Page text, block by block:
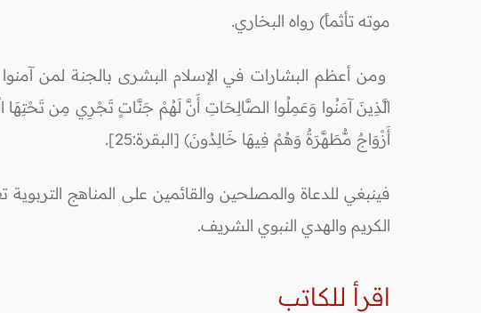
موته تأثماً) رواه البخاري.
ومن أعظم البشارات في الإسلام البشرى بالجنة لمن آمنوا
الَّذِينَ آمَنُوا وَعَمِلُوا الصَّالِحَاتِ أَنَّ لَهُمْ جَنَّاتٍ تَجْرِي مِن تَحْتِهَا
أَزْوَاجٌ مُّطَهَّرَةٌ وَهُمْ فِيهَا خَالِدُونَ) [البقرة:25].
فينبغي للدعاة والمصلحين والقائمين على المناهج
الكريم والهدي النبوي الشريف.
اقرأ للكاتب